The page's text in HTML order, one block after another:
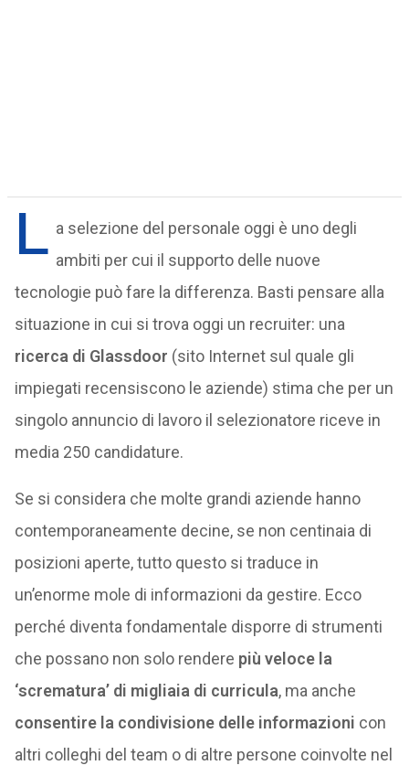
L a selezione del personale oggi è uno degli
ambiti per cui il supporto delle nuove
tecnologie può fare la differenza. Basti pensare alla
situazione in cui si trova oggi un recruiter: una
ricerca di Glassdoor (sito Internet sul quale gli
impiegati recensiscono le aziende) stima che per un
singolo annuncio di lavoro il selezionatore riceve in
media 250 candidature.
Se si considera che molte grandi aziende hanno
contemporaneamente decine, se non centinaia di
posizioni aperte, tutto questo si traduce in
un’enorme mole di informazioni da gestire. Ecco
perché diventa fondamentale disporre di strumenti
che possano non solo rendere più veloce la
‘scrematura’ di migliaia di curricula, ma anche
consentire la condivisione delle informazioni con
altri colleghi del team o di altre persone coinvolte nel